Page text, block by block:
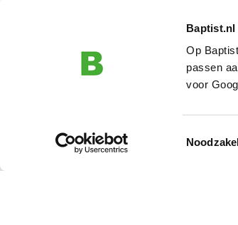
Baptist.nl
Op
passen
voor